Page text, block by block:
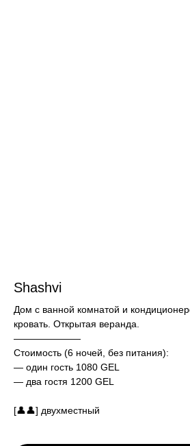
Shashvi
Дом с ванной комнатой и
кровать. Открытая веранда.
———————
Стоимость (6 ночей, без питания):
— один гость 1080 GEL
— два гостя 1200 GEL
[👤👤] двухместный